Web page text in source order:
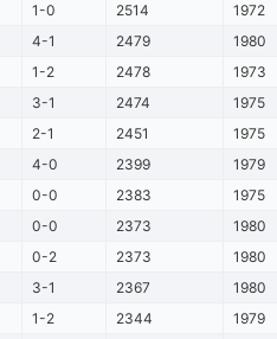
1-0 2514 1972
4-1 2479 1980
1-2 2478 1973
3-1 2474 1975
2-1 2451 1975
4-0 2399 1979
0-0 2383 1975
0-0 2373 1980
0-2 2373 1980
3-1 2367 1980
1-2 2344 1979